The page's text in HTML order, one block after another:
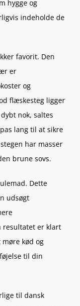
hygge og
indeholde de
favorit. Den
er
og
flæskesteg ligger
nok, saltes
lang til at sikre
har masser
brune sovs.
Dette
udsøgt
resultatet er klart
kød og
til din
til dansk